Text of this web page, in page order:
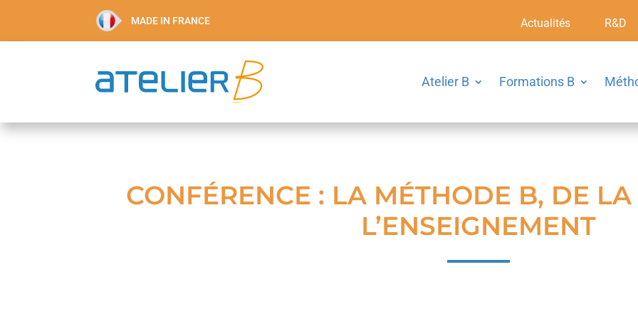
MADE IN FRANCE Actualités R&D
Atelier B Formations B
CONFÉRENCE : LA MÉTHODE B, DE
L’ENSEIGNEMENT